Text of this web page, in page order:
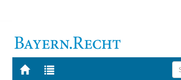
Zur
Zur